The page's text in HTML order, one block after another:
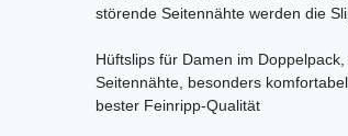
störende Seitennähte werden die
Hüftslips für Damen im
Seitennähte, besonders
bester Feinripp-Qualität